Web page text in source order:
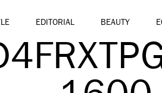
EDITORIAL BEAUTY